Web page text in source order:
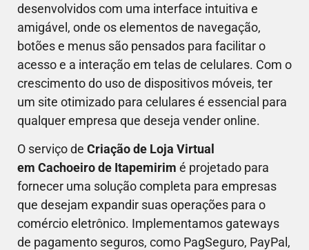
desenvolvidos com uma interface intuitiva e
amigável, onde os elementos de navegação,
botões e menus são pensados para facilitar o
acesso e a interação em telas de celulares. Com o
crescimento do uso de dispositivos móveis, ter
um site otimizado para celulares é essencial para
qualquer empresa que deseja vender online.
O serviço de Criação de Loja Virtual
em Cachoeiro de Itapemirim é projetado para
fornecer uma solução completa para empresas
que desejam expandir suas operações para o
comércio eletrônico. Implementamos gateways
de pagamento seguros, como PagSeguro, PayPal,